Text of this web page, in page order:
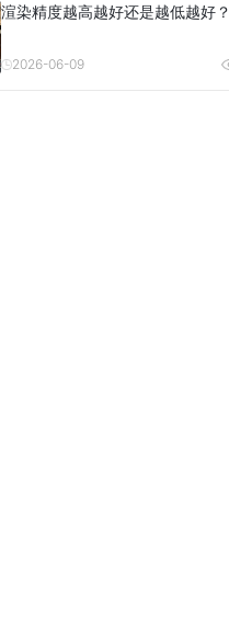
渲染精度越高越好还是越低越好？
2026-06-09